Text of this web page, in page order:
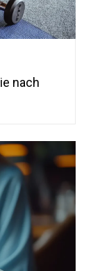
nach